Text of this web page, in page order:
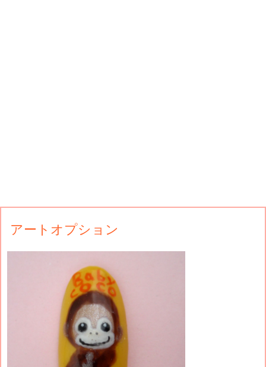
アートオプション